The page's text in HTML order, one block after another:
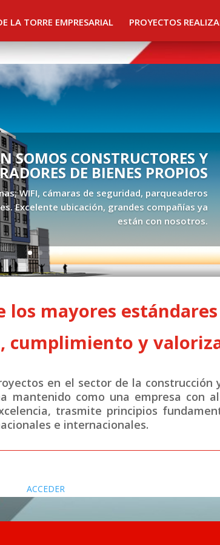
LA TORRE EMPRESARIAL PROYECTOS
SOMOS CONSTRUCTORES Y
DE BIENES PROPIOS
WIFI, cámaras de seguridad, parqueaderos
Excelente ubicación, grandes compañías ya
están con nosotros.
los mayores
cumplimiento y
en el sector de la construcción
mantenido como una empresa con
trasmite principios
e internacionales.
ACCEDER